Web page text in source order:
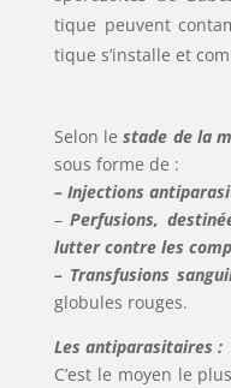
tique peuvent
tique s’installe et
Selon le stade de la
sous forme de :
– Injections
–Perfusions,
lutter contre les
– Transfusions
globules rouges.
Les antiparasitaires :
C’est le moyen le